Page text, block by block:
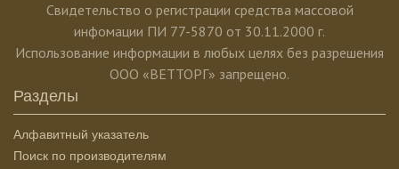
Свидетельство о регистрации средства массовой
инфомации ПИ 77-5870 от 30.11.2000 г.
Использование информации в любых целях без разрешения
ООО «ВЕТТОРГ» запрещено.
Разделы
Алфавитный указатель
Поиск по производителям